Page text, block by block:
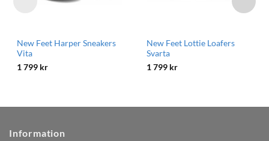
New Feet Harper Sneakers
Vita
1 799 kr
New Feet Lottie Loafers
Svarta
1 799 kr
Information